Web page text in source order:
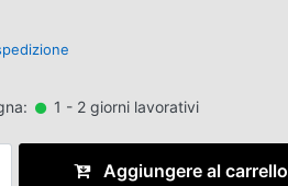
1 - 2 giorni lavorativi
Aggiungere al carrello